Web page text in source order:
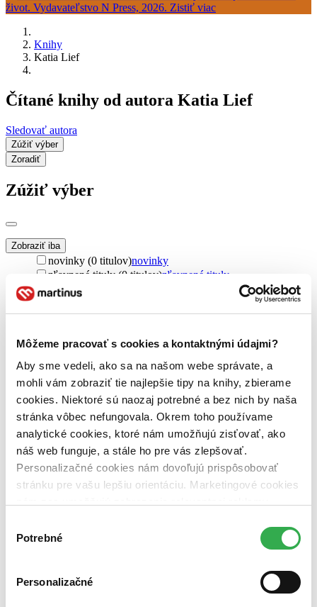
Môžeme pracovať s cookies a kontaktnými údajmi?
Aby sme vedeli, ako sa na našom webe správate, a
mohli vám zobraziť tie najlepšie tipy na knihy, zbierame
cookies. Niektoré sú naozaj potrebné a bez nich by naša
stránka vôbec nefungovala. Okrem toho používame
analytické cookies, ktoré nám umožňujú zisťovať, ako
náš web funguje, a stále ho pre vás zlepšovať.
Personalizačné cookies nám dovoľujú prispôsobovať
stránku pre vašu lepšiu orientáciu. Marketingové cookies
nám pomohlo, keby sme mohli používať všetky tieto
súhlasu
Potrebné
Personalizačné
Knihy
Katia Lief
Čítané knihy od autora Katia Lief
Sledovať autora
Zúžiť výber
Zoradiť
Zúžiť výber
Zobraziť iba
novinky (0 titulov)novinky
zľavnené tituly (0 titulov)zľavnené tituly
Dostupnosť
na centrálnom sklade (0 titulov)na centrálnom sklade
pripravujeme (0 titulov)pripravujeme
vypredaných)
Nové / čítané
nová (0 titulov)
čítaná (0 titulov)čítaná
čítaná - výborný stav (0 titulov)čítaná - výborný stav
čítaná - mierne opotrebovaná (0 titulov)čítaná - mierne
opotrebovaná
čítané verzie vypredaných kníh (0 titulov) čítané verzie
vypredaných kníh